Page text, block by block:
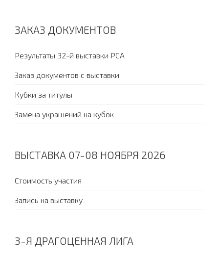
ЗАКАЗ ДОКУМЕНТОВ
Результаты 32-й выставки PCA
Заказ документов с выставки
Кубки за титулы
Замена украшений на кубок
ВЫСТАВКА 07-08 НОЯБРЯ 2026
Стоимость участия
Запись на выставку
3-Я ДРАГОЦЕННАЯ ЛИГА